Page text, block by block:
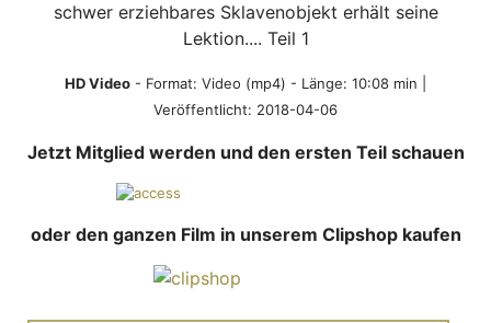
schwer erziehbares Sklavenobjekt erhält seine
Lektion.... Teil 1
HD Video - Format: Video (mp4) - Länge: 10:08 min |
Veröffentlicht: 2018-04-06
Jetzt Mitglied werden und den ersten Teil schauen
oder den ganzen Film in unserem Clipshop kaufen